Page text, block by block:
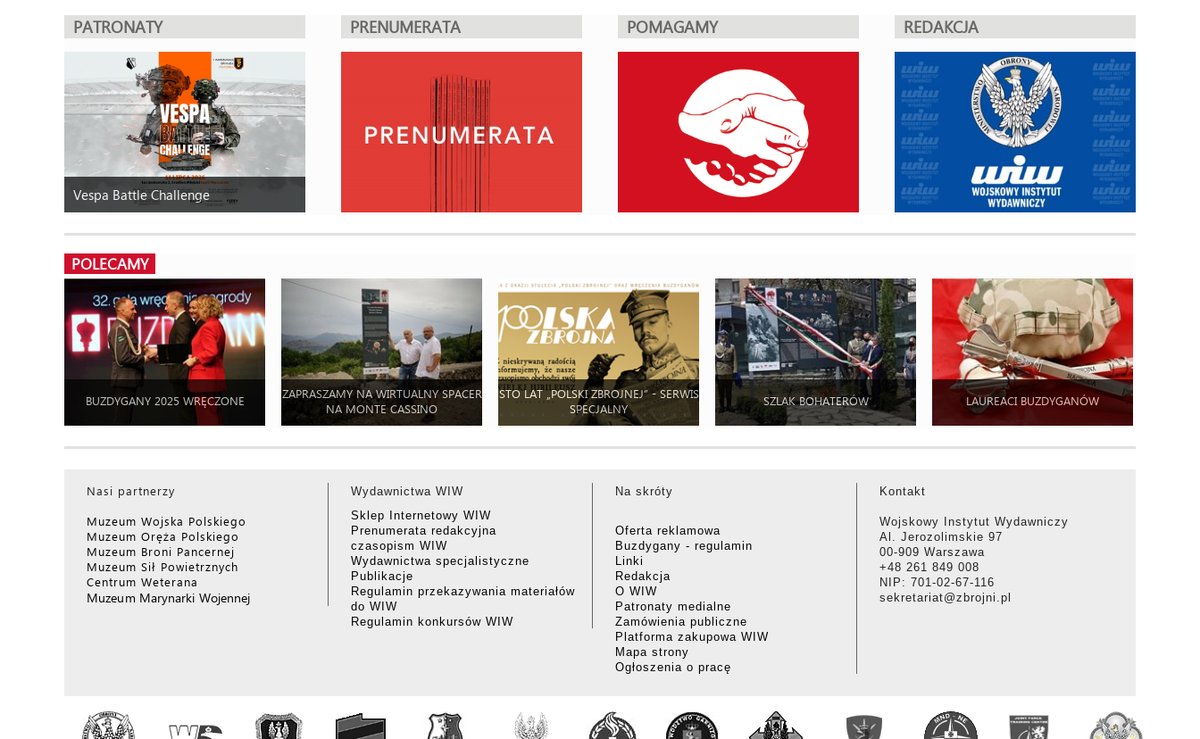
PATRONATY
Vespa Battle Challenge
PRENUMERATA POMAGAMY REDAKCJA
POLECAMY
BUZDYGANY 2025 WRĘCZONE
ZAPRASZAMY NA WIRTUALNY SPACER
NA MONTE CASSINO
STO LAT „POLSKI ZBROJNEJ” - SERWIS
SPECJALNY
SZLAK BOHATERÓW LAUREACI BUZDYGANÓW
Nasi partnerzy
Muzeum Wojska Polskiego
Muzeum Oręża Polskiego
Muzeum Broni Pancernej
Muzeum Sił Powietrznych
Centrum Weterana
Muzeum Marynarki Wojennej
Wydawnictwa WIW
Sklep Internetowy WIW
Prenumerata redakcyjna
czasopism WIW
Wydawnictwa specjalistyczne
Publikacje
Regulamin przekazywania materiałów
do WIW
Regulamin konkursów WIW
Na skróty
Oferta reklamowa
Buzdygany - regulamin
Linki
Redakcja
O WIW
Patronaty medialne
Zamówienia publiczne
Platforma zakupowa WIW
Mapa strony
Ogłoszenia o pracę
Kontakt
Wojskowy Instytut Wydawniczy
Al. Jerozolimskie 97
00-909 Warszawa
+48 261 849 008
NIP: 701-02-67-116
sekretariat@zbrojni.pl